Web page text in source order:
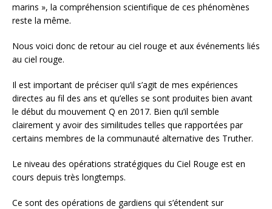
marins », la compréhension scientifique de ces phénomènes
reste la même.
Nous voici donc de retour au ciel rouge et aux événements liés
au ciel rouge.
Il est important de préciser qu’il s’agit de mes expériences
directes au fil des ans et qu’elles se sont produites bien avant
le début du mouvement Q en 2017. Bien qu’il semble
clairement y avoir des similitudes telles que rapportées par
certains membres de la communauté alternative des Truther.
Le niveau des opérations stratégiques du Ciel Rouge est en
cours depuis très longtemps.
Ce sont des opérations de gardiens qui s’étendent sur